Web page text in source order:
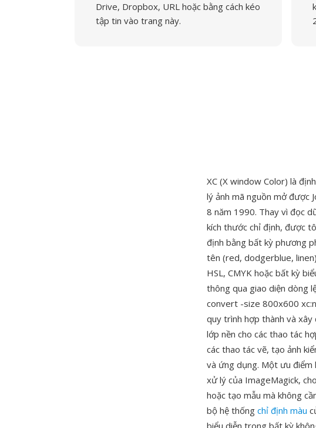
Drive, Dropbox, URL hoặc bằng cách kéo
tập tin vào trang này.
XC (X window Color) là
lý ảnh mã nguồn mở được
8 năm 1990. Thay vì đọc
kích thước chỉ định, được
định bằng bất kỳ phương
tên (red, dodgerblue,
HSL, CMYK hoặc bất kỳ
thông qua giao diện dòng
convert -size 800x600
quy trình hợp thành và
lớp nền cho các thao tác
các thao tác vẽ, tạo ảnh
và ứng dụng. Một ưu điểm
xử lý của ImageMagick,
hoặc tạo mẫu mà không
bộ hệ thống chỉ định màu
biểu diễn trong bất kỳ